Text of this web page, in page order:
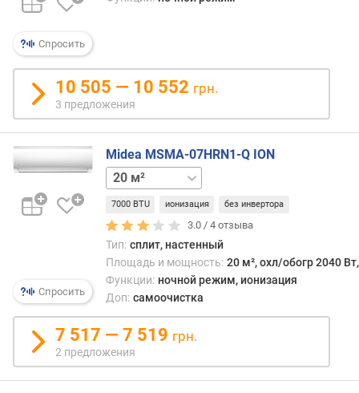
п
о
щ
а
д
ь
п
о
м
щ
е
м
²
)
м
о
Спросить
10 505 — 10 552 грн.
3 предложения
Спросить
Midea MSMA-07HRN1-Q ION
26 м²52 м²
7000 BTU ионизация без инвертора
3.0 /4 отзыва
Тип: сплит, настенный
Площадь и мощность: 20 м², охл/обогр 2040
Функции: ночной режим, ионизация
Доп: самоочистка
7 517 — 7 519 грн.
2 предложения